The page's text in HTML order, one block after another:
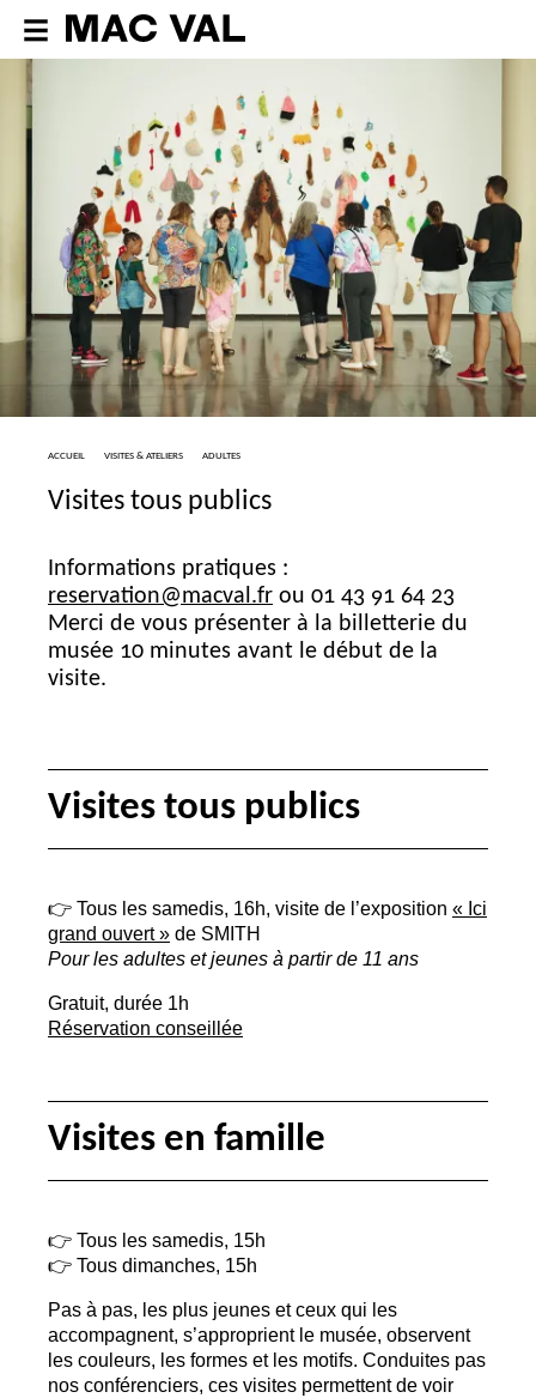
ACCUEIL VISITES & ATELIERS ADULTES
Visites tous publics
Informations pratiques :
reservation@macval.fr ou 01 43 91 64 23
Merci de vous présenter à la billetterie du
musée 10 minutes avant le début de la
visite.
Visites tous publics
👉 Tous les samedis, 16h, visite de l’exposition « Ici
grand ouvert » de SMITH
Pour les adultes et jeunes à partir de 11 ans
Gratuit, durée 1h
Réservation conseillée
Visites en famille
👉 Tous les samedis, 15h
👉 Tous dimanches, 15h
Pas à pas, les plus jeunes et ceux qui les
accompagnent, s’approprient le musée, observent
les couleurs, les formes et les motifs. Conduites pas
nos conférenciers, ces visites permettent de voir